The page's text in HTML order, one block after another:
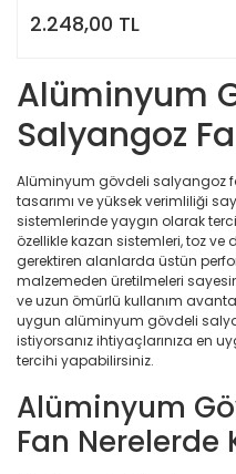
2.248,00 TL
Alüminyum
Salyangoz
Alüminyum gövdeli salyangoz
tasarımı ve yüksek verimliliği
sistemlerinde yaygın olarak
özellikle kazan sistemleri, toz
gerektiren alanlarda üstün
malzemeden üretilmeleri
ve uzun ömürlü kullanım
uygun alüminyum gövdeli
istiyorsanız ihtiyaçlarınıza en
tercihi yapabilirsiniz.
Alüminyum
Fan Nerelerde